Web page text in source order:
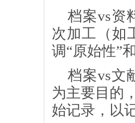
档案vs资
次加工（如
调“原始性”
档案vs文
为主要目的
始记录，以